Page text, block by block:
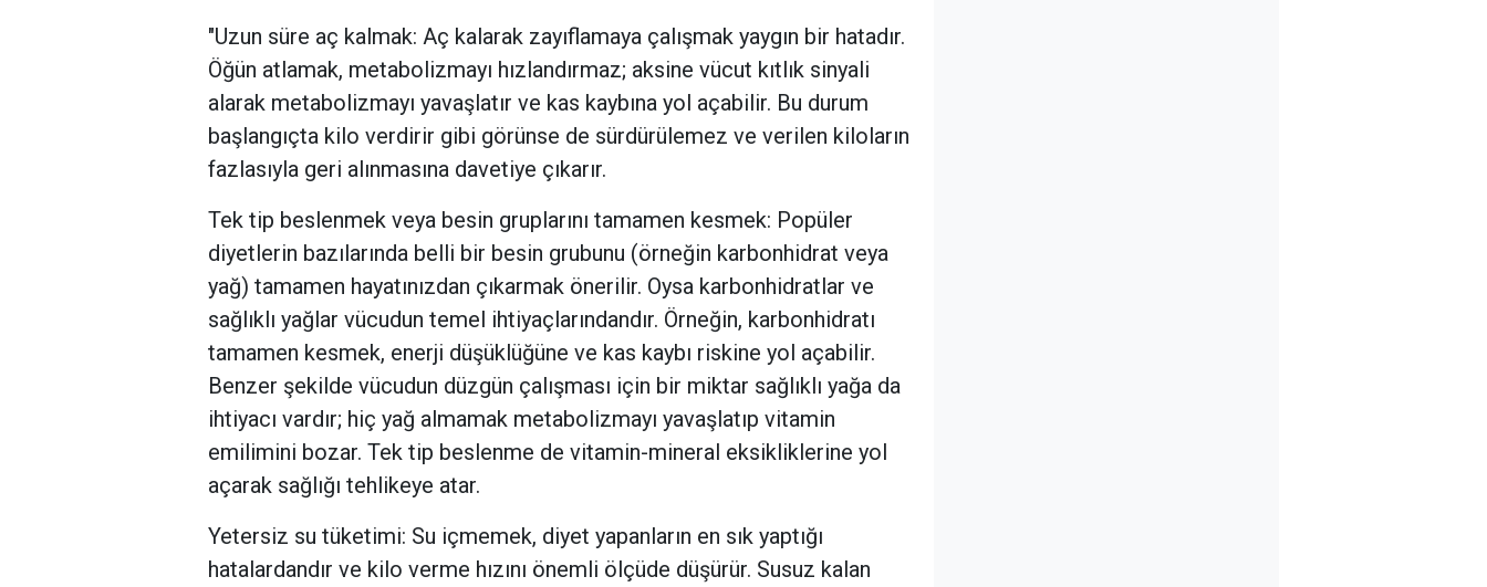
"Uzun süre aç kalmak: Aç kalarak zayıflamaya çalışmak yaygın bir hatadır.
Öğün atlamak, metabolizmayı hızlandırmaz; aksine vücut kıtlık sinyali
alarak metabolizmayı yavaşlatır ve kas kaybına yol açabilir. Bu durum
başlangıçta kilo verdirir gibi görünse de sürdürülemez ve verilen kiloların
fazlasıyla geri alınmasına davetiye çıkarır.
Tek tip beslenmek veya besin gruplarını tamamen kesmek: Popüler
diyetlerin bazılarında belli bir besin grubunu (örneğin karbonhidrat veya
yağ) tamamen hayatınızdan çıkarmak önerilir. Oysa karbonhidratlar ve
sağlıklı yağlar vücudun temel ihtiyaçlarındandır. Örneğin, karbonhidratı
tamamen kesmek, enerji düşüklüğüne ve kas kaybı riskine yol açabilir.
Benzer şekilde vücudun düzgün çalışması için bir miktar sağlıklı yağa da
ihtiyacı vardır; hiç yağ almamak metabolizmayı yavaşlatıp vitamin
emilimini bozar. Tek tip beslenme de vitamin-mineral eksikliklerine yol
açarak sağlığı tehlikeye atar.
Yetersiz su tüketimi: Su içmemek, diyet yapanların en sık yaptığı
hatalardandır ve kilo verme hızını önemli ölçüde düşürür. Susuz kalan